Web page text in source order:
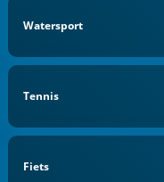
Watersport
Tennis
Fiets